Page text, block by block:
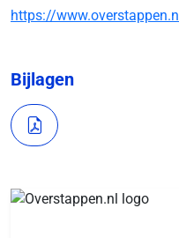
https://
Bijlagen